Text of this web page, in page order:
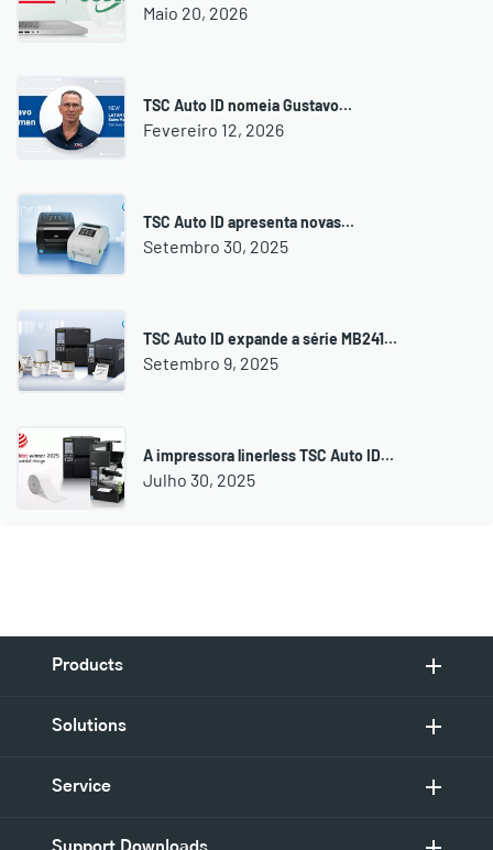
Maio 20, 2026
TSC Auto ID nomeia Gustavo…
Fevereiro 12, 2026
TSC Auto ID apresenta novas…
Setembro 30, 2025
TSC Auto ID expande a série MB241…
Setembro 9, 2025
A impressora linerless TSC Auto ID…
Julho 30, 2025
Products
Solutions
Service